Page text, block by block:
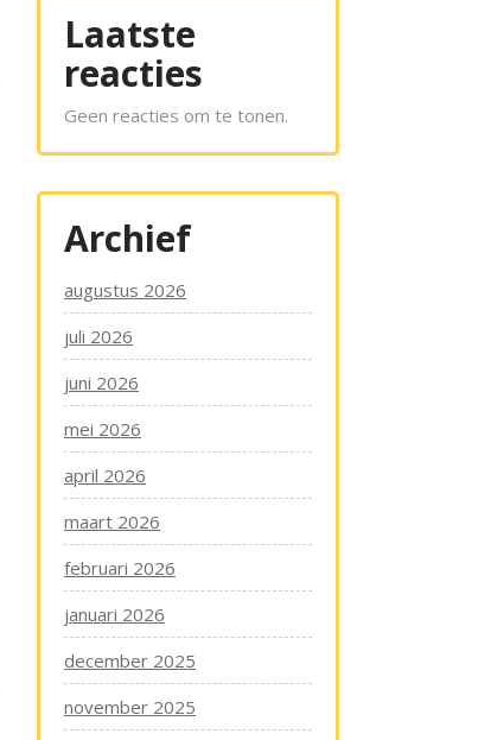
Laatste
reacties
Geen reacties om te tonen.
Archief
augustus 2026
juli 2026
juni 2026
mei 2026
april 2026
maart 2026
februari 2026
januari 2026
december 2025
november 2025